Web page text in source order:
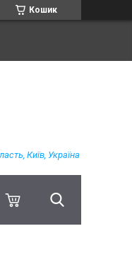
Кошик
Київ, Україна